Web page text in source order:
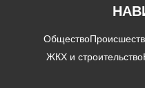
Общество
ЖКХ и строительство